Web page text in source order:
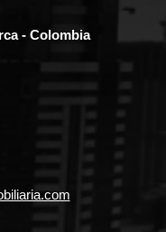
- Colombia